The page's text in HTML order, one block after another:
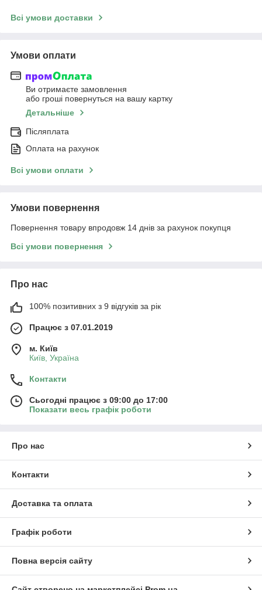
Всі умови доставки
Умови оплати
Ви отримаєте замовлення
або гроші повернуться на вашу картку
Детальніше
Післяплата
Оплата на рахунок
Всі умови оплати
Умови повернення
Повернення товару впродовж 14 днів за рахунок покупця
Всі умови повернення
Про нас
100% позитивних з 9 відгуків за рік
Працює з 07.01.2019
м. Київ
Київ, Україна
Контакти
Сьогодні працює з 09:00 до 17:00
Показати весь графік роботи
Про нас
Контакти
Доставка та оплата
Графік роботи
Повна версія сайту